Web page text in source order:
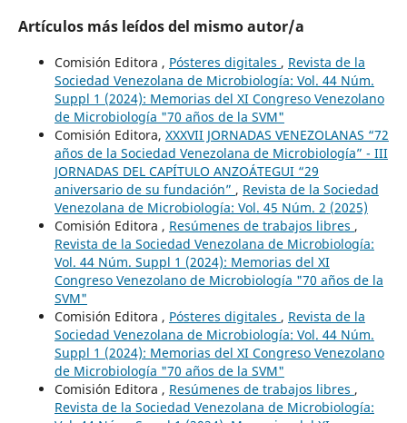
Artículos más leídos del mismo autor/a
Comisión Editora , Pósteres digitales , Revista de la
Sociedad Venezolana de Microbiología: Vol. 44 Núm.
Suppl 1 (2024): Memorias del XI Congreso Venezolano
de Microbiología "70 años de la SVM"
Comisión Editora, XXXVII JORNADAS VENEZOLANAS “72
años de la Sociedad Venezolana de Microbiología” - III
JORNADAS DEL CAPÍTULO ANZOÁTEGUI “29
aniversario de su fundación” , Revista de la Sociedad
Venezolana de Microbiología: Vol. 45 Núm. 2 (2025)
Comisión Editora , Resúmenes de trabajos libres ,
Revista de la Sociedad Venezolana de Microbiología:
Vol. 44 Núm. Suppl 1 (2024): Memorias del XI
Congreso Venezolano de Microbiología "70 años de la
SVM"
Comisión Editora , Pósteres digitales , Revista de la
Sociedad Venezolana de Microbiología: Vol. 44 Núm.
Suppl 1 (2024): Memorias del XI Congreso Venezolano
de Microbiología "70 años de la SVM"
Comisión Editora , Resúmenes de trabajos libres ,
Revista de la Sociedad Venezolana de Microbiología: